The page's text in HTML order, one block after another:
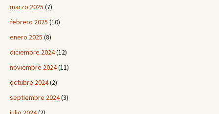
marzo 2025 (7)
febrero 2025 (10)
enero 2025 (8)
diciembre 2024(12)
noviembre 2024(11)
octubre 2024(2)
septiembre 2024(3)